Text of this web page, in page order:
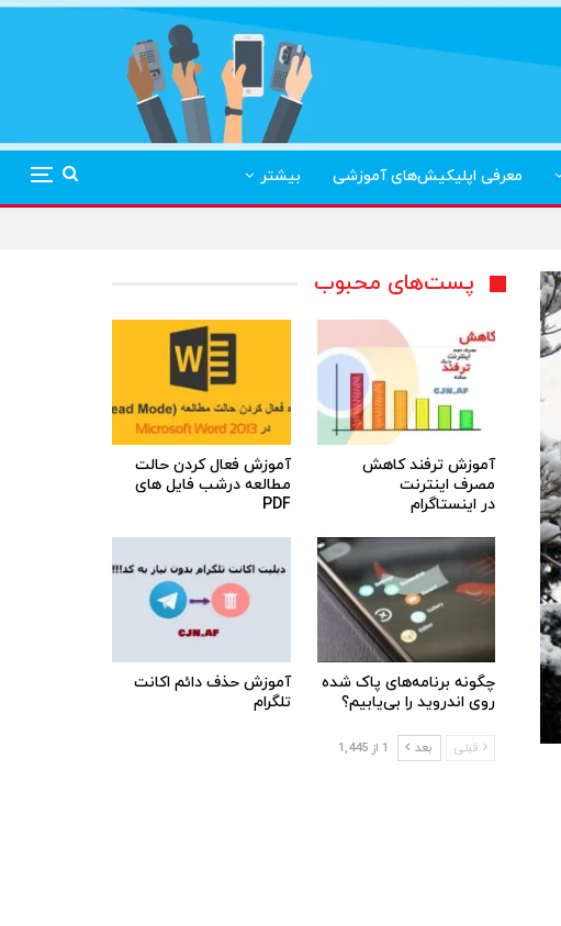
معرفی اپلیکیش‌های آموزشی بیشتر
پست‌های محبوب
آموزش ترفند کاهش
مصرف اینترنت
در اینستاگرام
آموزش فعال کردن حالت
مطالعه درشب فایل های
PDF
چگونه برنامه‌های پاک شده
روی اندروید را بی‌یابیم؟
آموزش حذف دائم اکانت
تلگرام
قبلی بعد 1 از 1,445